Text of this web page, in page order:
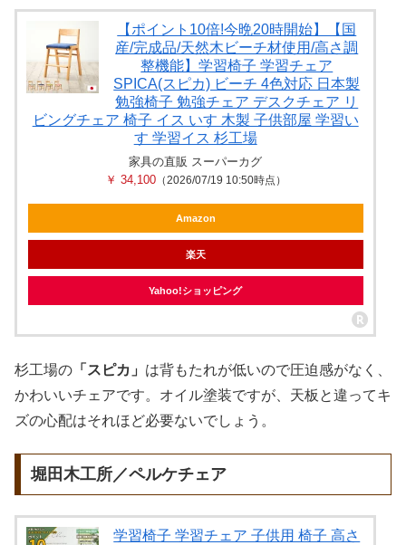
【ポイント10倍!今晩20時開始】【国
産/完成品/天然木ビーチ材使用/高さ調
整機能】学習椅子 学習チェア
SPICA(スピカ) ビーチ 4色対応 日本製
勉強椅子 勉強チェア デスクチェア リ
ビングチェア 椅子 イス いす 木製 子供部屋 学習い
す 学習イス 杉工場
家具の直販 スーパーカグ
￥ 34,100（2026/07/19 10:50時点）
Amazon
楽天
Yahoo!ショッピング
杉工場の 「スピカ」 は背もたれが低いので圧迫感がなく、
かわいいチェアです。オイル塗装ですが、天板と違ってキ
ズの心配はそれほど必要ないでしょう。
堀田木工所／ペルケチェア
学習椅子 学習チェア 子供用 椅子 高さ